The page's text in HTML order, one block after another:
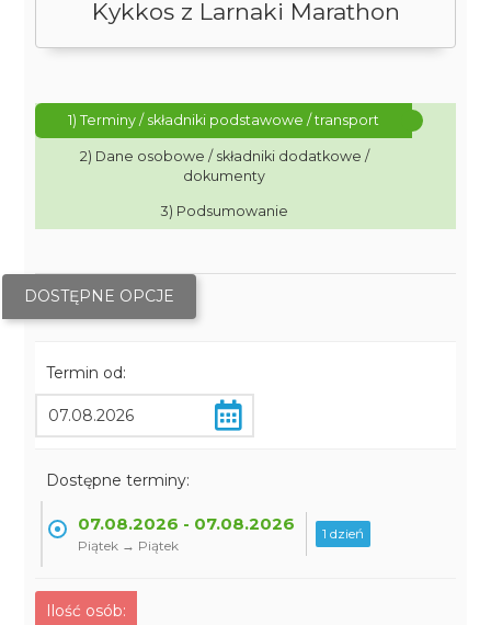
Kykkos z Larnaki Marathon
1) Terminy / składniki podstawowe / transport
2) Dane osobowe / składniki dodatkowe /
dokumenty
3) Podsumowanie
DOSTĘPNE OPCJE
Termin od:
Dostępne terminy:
07.08.2026 - 07.08.2026
Piątek → Piątek
1 dzień
Ilość osób: